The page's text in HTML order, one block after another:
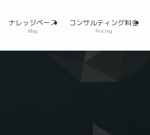
ナレッジベース
Blog
コンサルティング料金
Pricing